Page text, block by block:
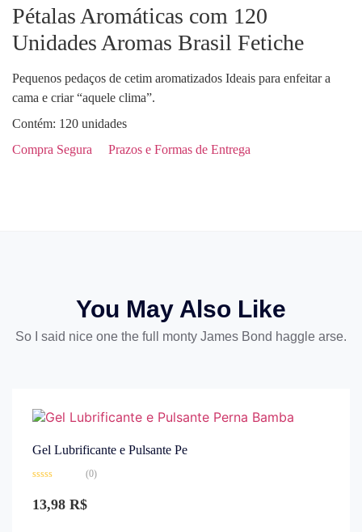
Pétalas Aromáticas com 120
Unidades Aromas Brasil Fetiche
Pequenos pedaços de cetim aromatizados Ideais para enfeitar a
cama e criar “aquele clima”.
Contém: 120 unidades
Compra Segura
Prazos e Formas de Entrega
You May Also Like
So I said nice one the full monty James Bond haggle arse.
Gel Lubrificante e Pulsante Pe
0
de
(0)
13,98 R$